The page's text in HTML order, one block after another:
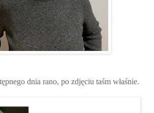
dnia rano, po zdjęciu taśm właśnie.